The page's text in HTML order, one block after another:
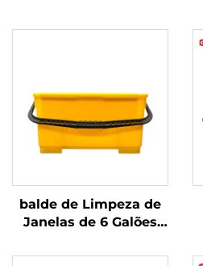
balde de Limpeza de
Janelas de 6 Galões
Polipropileno,